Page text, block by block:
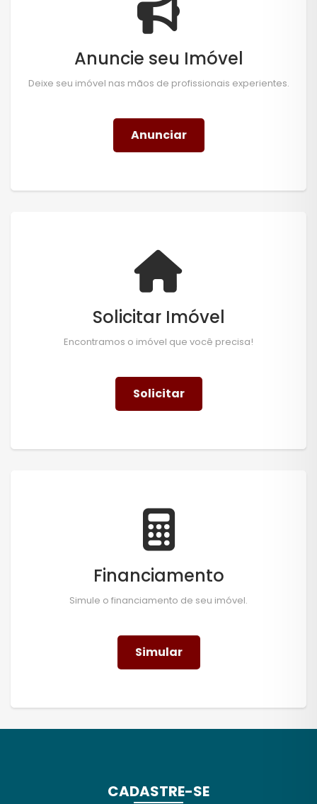
Anuncie seu Imóvel
Deixe seu imóvel nas mãos de profissionais experientes.
Anunciar
Solicitar Imóvel
Encontramos o imóvel que você precisa!
Solicitar
Financiamento
Simule o financiamento de seu imóvel.
Simular
CADASTRE-SE